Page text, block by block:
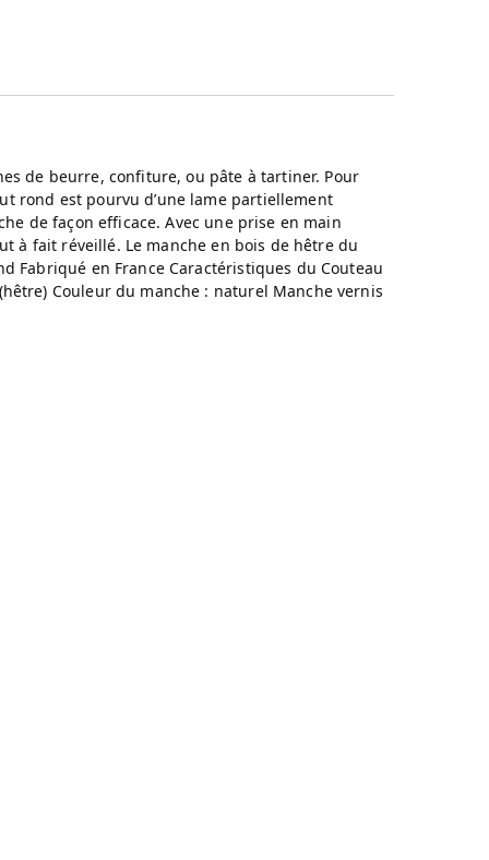
de beurre, confiture, ou pâte à tartiner. Pour
rond est pourvu d’une lame partiellement
de façon efficace. Avec une prise en main
à fait réveillé. Le manche en bois de hêtre du
Fabriqué en France Caractéristiques du Couteau
Couleur du manche : naturel Manche vernis